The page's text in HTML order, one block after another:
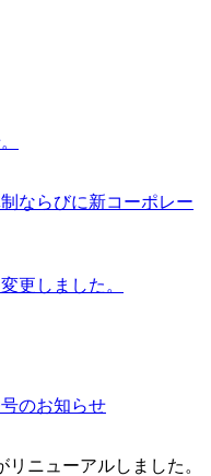
ならびに新コーポレー
更しました。
のお知らせ
ニューアルしました。